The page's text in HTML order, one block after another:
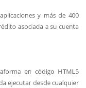
y más de 400
asociada a su cuenta
en código HTML5
ejecutar desde cualquier